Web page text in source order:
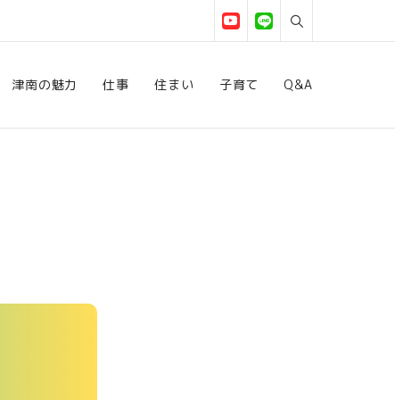
津南の魅力 仕事 住まい 子育て Q&A